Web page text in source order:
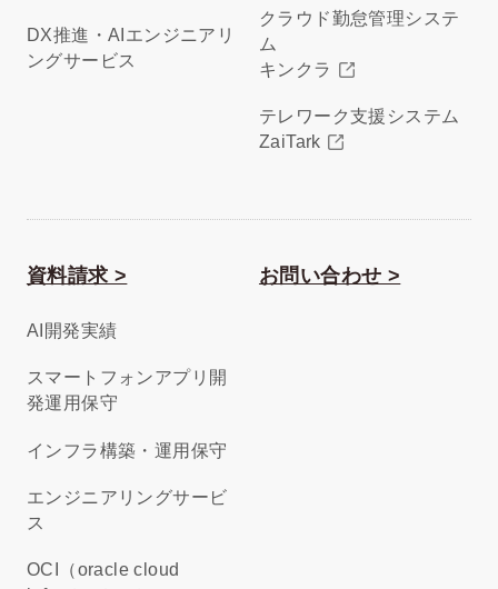
DX推進・AIエンジニアリ
ングサービス
クラウド勤怠管理システ
ム
キンクラ
テレワーク支援システム
ZaiTark
資料請求 >
AI開発実績
スマートフォンアプリ開
発運用保守
インフラ構築・運用保守
エンジニアリングサービ
ス
OCI（oracle cloud
お問い合わせ >